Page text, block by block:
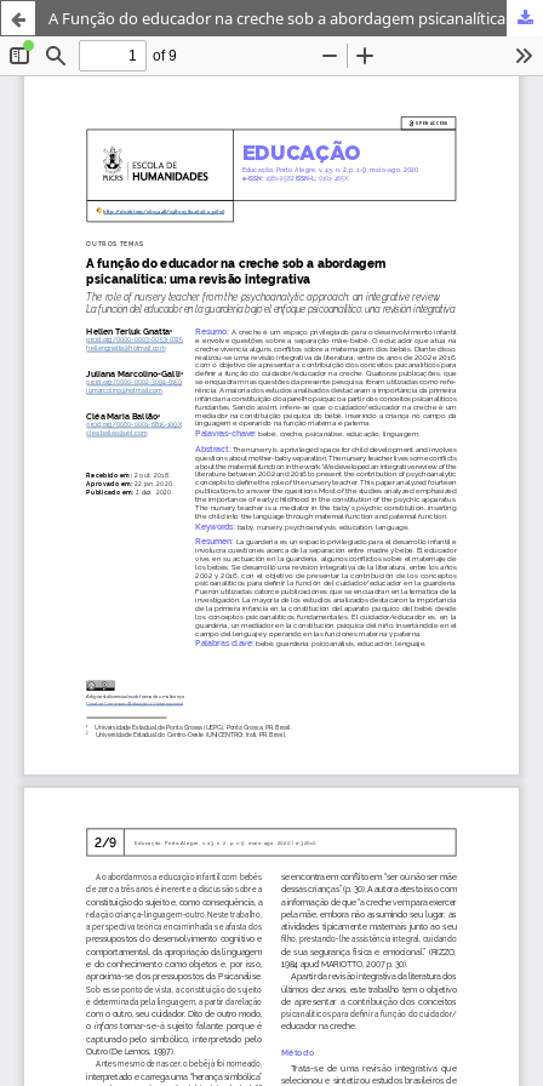
A Função do educador na creche sob a abordagem psicanalítica